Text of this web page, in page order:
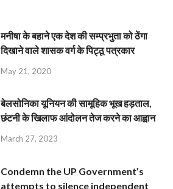
मनीषा के बहाने एक देश की सम्प्रभुता को ठेंगा
दिखाने वाले शासक वर्ग के पिट्ठू पत्रकार
May 21, 2020
बेलसोनिका यूनियन की सामूहिक भूख हड़ताल,
छंटनी के खिलाफ आंदोलन तेज करने का आह्वान
March 27, 2023
Condemn the UP Government’s
attempts to silence independent